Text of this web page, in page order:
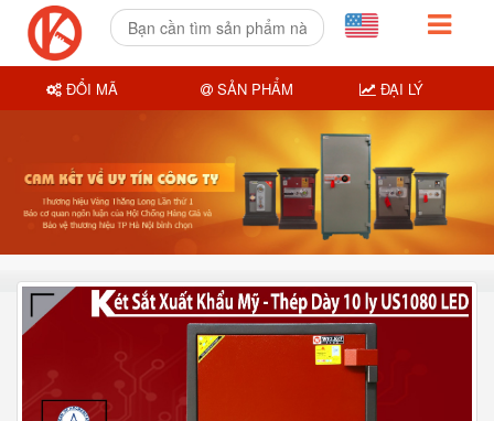
ĐỔI MÃ SẢN PHẨM ĐẠI LÝ